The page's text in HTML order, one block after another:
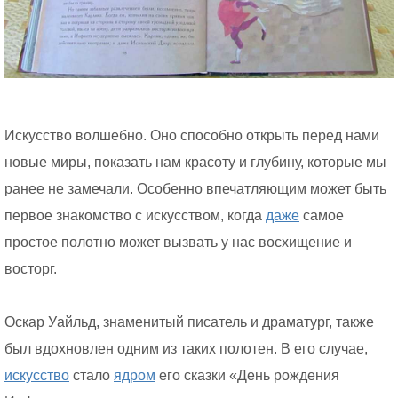
Искусство волшебно. Оно способно открыть перед нами
новые миры, показать нам красоту и глубину, которые мы
ранее не замечали. Особенно впечатляющим может быть
первое знакомство с искусством, когда даже самое
простое полотно может вызвать у нас восхищение и
восторг.
Оскар Уайльд, знаменитый писатель и драматург, также
был вдохновлен одним из таких полотен. В его случае,
искусство стало ядром его сказки «День рождения